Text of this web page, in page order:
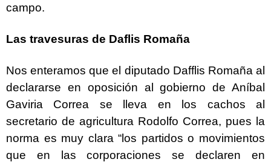
campo.
Las travesuras de Daflis Romaña
Nos enteramos que el diputado Dafflis Romaña al
declararse en oposición al gobierno de Aníbal
Gaviria Correa se lleva en los cachos al
secretario de agricultura Rodolfo Correa, pues la
norma es muy clara “los partidos o movimientos
que en las corporaciones se declaren en